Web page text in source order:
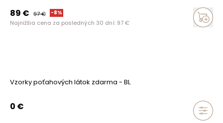
89 € 97€ -8%
Najnižšia cena za posledných 30 dní: 97€
Vzorky poťahových látok zdarma - BL
0 €